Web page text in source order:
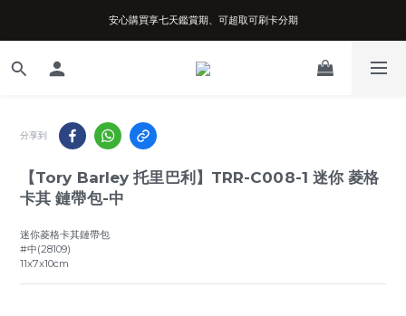
台南實體店面、兩年機芯保固、開立發票
安心購買享七天鑑賞期、可超取可刷卡分期
台南實體店面、兩年機芯保固、開立發票
分享到
【Tory Barley 托里巴利】TRR-C008-1 迷你 菱格
卡其 鏈帶包-中
迷你菱格卡其鏈帶包
#中(28109)
11x7x10cm